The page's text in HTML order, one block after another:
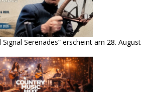
Signal Serenades“ erscheint am 28. August